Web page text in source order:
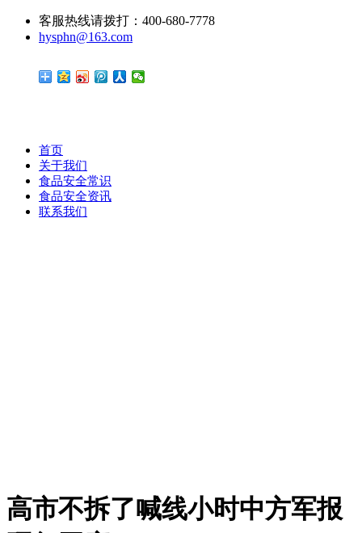
客服热线请拨打：400-680-7778
hysphn@163.com
首页
关于我们
食品安全常识
食品安全资讯
联系我们
高市不拆了喊线小时中方军报